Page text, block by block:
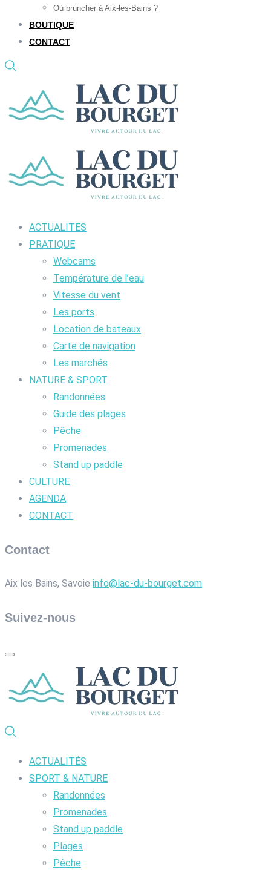
Où bruncher à Aix-les-Bains ?
BOUTIQUE
CONTACT
ACTUALITES
PRATIQUE
Webcams
Température de l’eau
Vitesse du vent
Les ports
Location de bateaux
Carte de navigation
Les marchés
NATURE & SPORT
Randonnées
Guide des plages
Pêche
Promenades
Stand up paddle
CULTURE
AGENDA
CONTACT
Contact
Aix les Bains, Savoie info@lac-du-bourget.com
Suivez-nous
ACTUALITÉS
SPORT & NATURE
Randonnées
Promenades
Stand up paddle
Plages
Pêche